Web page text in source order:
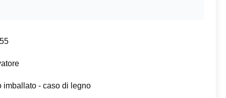
imballato - caso di legno